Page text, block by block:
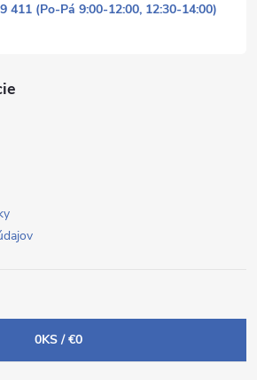
411 (Po-Pá 9:00-12:00, 12:30-14:00)
0KS /€0